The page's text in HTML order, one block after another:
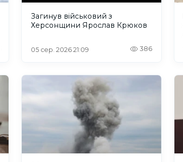
Загинув військовий з
Херсонщини Ярослав Крюков
05 сер. 2026 21:09 386